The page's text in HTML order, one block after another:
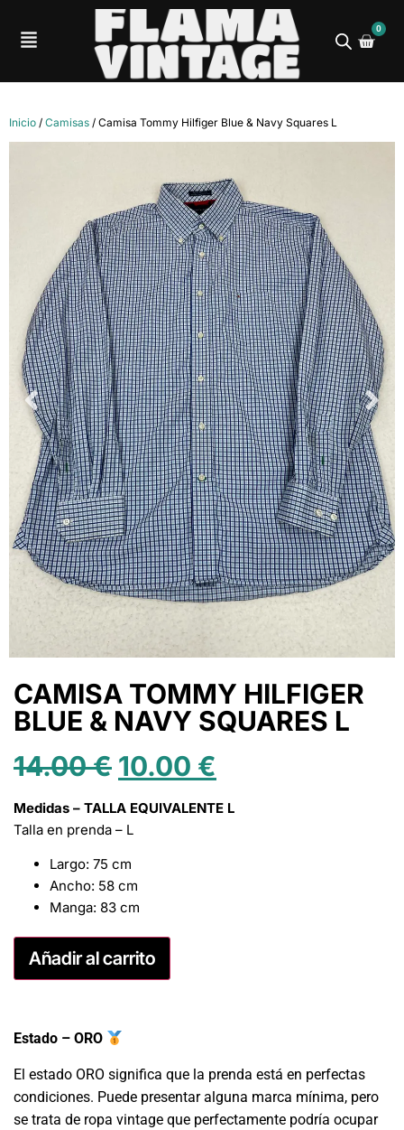
0
Inicio / Camisas / Camisa Tommy Hilfiger Blue & Navy Squares L
CAMISA TOMMY HILFIGER
BLUE & NAVY SQUARES L
14.00€ 10.00 €
Medidas – TALLA EQUIVALENTE L
Talla en prenda – L
Largo: 75 cm
Ancho: 58 cm
Manga: 83 cm
Añadir al carrito
Estado – ORO
El estado ORO significa que la prenda está en perfectas
condiciones. Puede presentar alguna marca mínima, pero
se trata de ropa vintage que perfectamente podría ocupar